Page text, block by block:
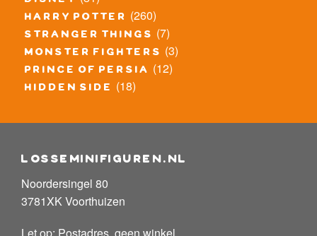
harry potter (260)
stranger things (7)
monster fighters (3)
prince of persia (12)
hidden side (18)
losseminifiguren.nl
Noordersingel 80
3781XK Voorthuizen